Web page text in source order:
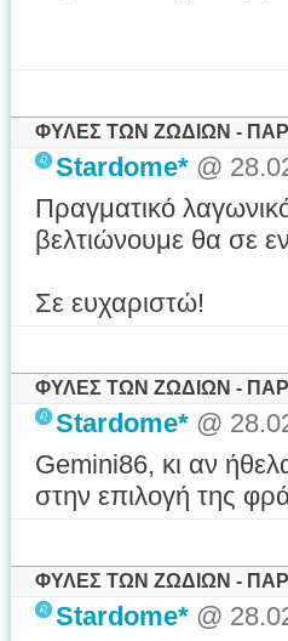
ΦΥΛΕΣ ΤΩΝ ΖΩΔΙΩΝ -
Stardome* @
Πραγματικό
βελτιώνουμε θα σε
Σε ευχαριστώ!
ΦΥΛΕΣ ΤΩΝ ΖΩΔΙΩΝ -
Stardome* @
Gemini86, κι αν
στην επιλογή της
ΦΥΛΕΣ ΤΩΝ ΖΩΔΙΩΝ -
Stardome* @